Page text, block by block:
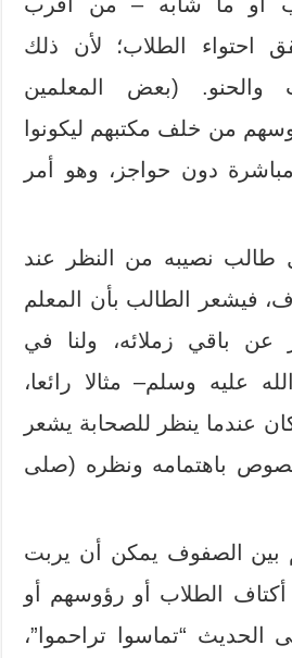
أو ما شابه – من أقرب
احتواء الطلاب؛ لأن ذلك
والحنو. (بعض المعلمين
من خلف مكتبهم ليكونوا
دون حواجز، وهو أمر
طالب نصيبه من النظر عند
فيشعر الطالب بأن المعلم
عن باقي زملائه، ولنا في
عليه وسلم– مثالا رائعا،
عندما ينظر للصحابة يشعر
باهتمامه ونظره (صلى
بين الصفوف يمكن أن يربت
أكتاف الطلاب أو رؤوسهم أو
الحديث “تماسوا تراحموا”،